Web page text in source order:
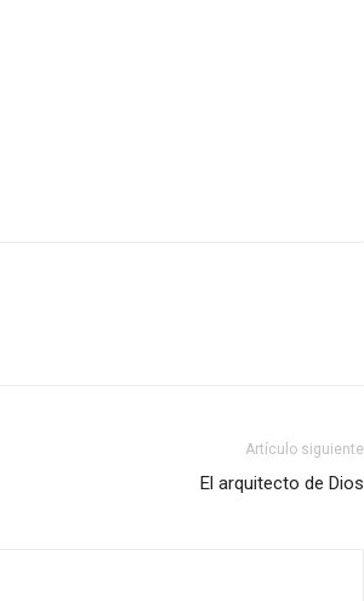
Artículo siguiente
El arquitecto de Dios